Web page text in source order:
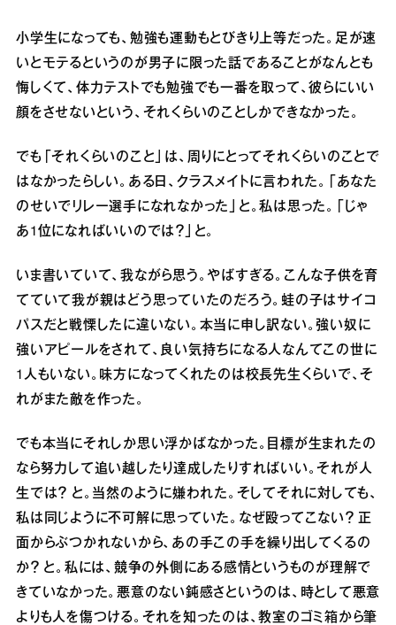
小学生になっても、勉強も運動もとびきり上等だった。足が速
いとモテるというのが男子に限った話であることがなんとも
悔しくて、体力テストでも勉強でも一番を取って、彼らにいい
顔をさせないという、それくらいのことしかできなかった。
でも「それくらいのこと」は、周りにとってそれくらいのことで
はなかったらしい。ある日、クラスメイトに言われた。「あなた
のせいでリレー選手になれなかった」と。私は思った。「じゃ
あ1位になればいいのでは？」と。
いま書いていて、我ながら思う。やばすぎる。こんな子供を育
てていて我が親はどう思っていたのだろう。蛙の子はサイコ
パスだと戦慄したに違いない。本当に申し訳ない。強い奴に
強いアピールをされて、良い気持ちになる人なんてこの世に
1人もいない。味方になってくれたのは校長先生くらいで、そ
れがまた敵を作った。
でも本当にそれしか思い浮かばなかった。目標が生まれたの
なら努力して追い越したり達成したりすればいい。それが人
生では？ と。当然のように嫌われた。そしてそれに対しても、
私は同じように不可解に思っていた。なぜ殴ってこない？ 正
面からぶつかれないから、あの手この手を繰り出してくるの
か？ と。私には、競争の外側にある感情というものが理解で
きていなかった。悪意のない鈍感さというのは、時として悪意
よりも人を傷つける。それを知ったのは、教室のゴミ箱から筆